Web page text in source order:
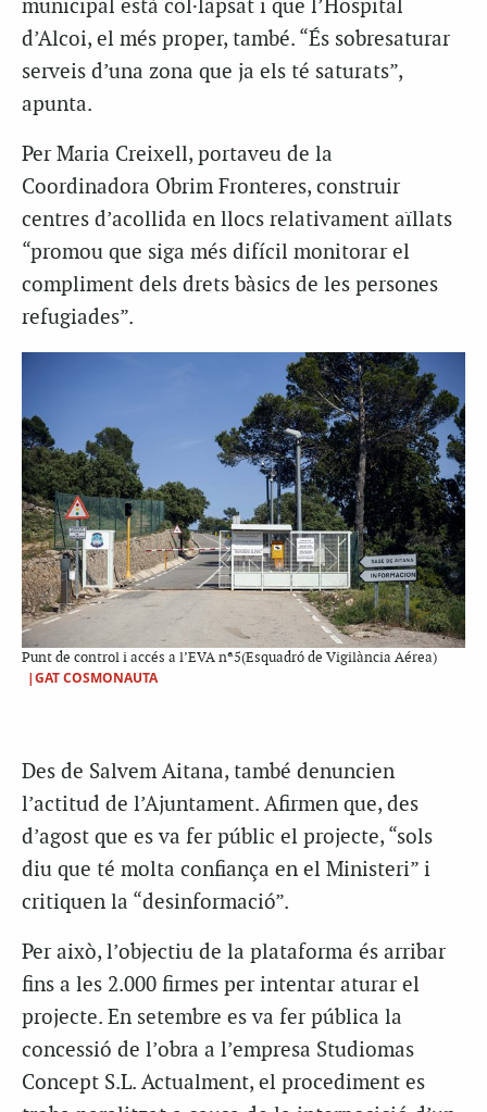
municipal està col·lapsat i que l’Hospital
d’Alcoi, el més proper, també. “És sobresaturar
serveis d’una zona que ja els té saturats”,
apunta.
Per Maria Creixell, portaveu de la
Coordinadora Obrim Fronteres, construir
centres d’acollida en llocs relativament aïllats
“promou que siga més difícil monitorar el
compliment dels drets bàsics de les persones
refugiades”.
Punt de control i accés a l’EVA nª5(Esquadró de Vigilància Aérea)
|GAT COSMONAUTA
Des de Salvem Aitana, també denuncien
l’actitud de l’Ajuntament. Afirmen que, des
d’agost que es va fer públic el projecte, “sols
diu que té molta confiança en el Ministeri” i
critiquen la “desinformació”.
Per això, l’objectiu de la plataforma és arribar
fins a les 2.000 firmes per intentar aturar el
projecte. En setembre es va fer pública la
concessió de l’obra a l’empresa Studiomas
Concept S.L. Actualment, el procediment es